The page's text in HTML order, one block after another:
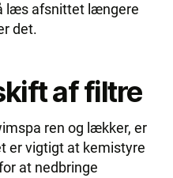
læs afsnittet længere
det.
af filtre
ren og lækker, er
er vigtigt at kemistyre
at nedbringe